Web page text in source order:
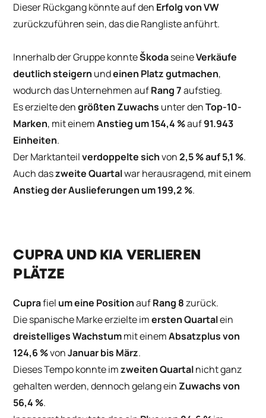
Dieser Rückgang könnte auf den Erfolg von VW
zurückzuführen sein, das die Rangliste anführt.
Innerhalb der Gruppe konnteŠkodaseineVerkäufe
deutlich steigern undeinen Platz gutmachen,
wodurch das Unternehmen aufRang 7aufstieg.
Es erzielte dengrößten Zuwachs unter denTop-10-
Marken, mit einemAnstieg um 154,4 %auf91.943
Einheiten.
Der Marktanteilverdoppelte sichvon2,5 % auf 5,1 %.
Auch daszweite Quartalwar herausragend, mit einem
Anstieg der Auslieferungen um 199,2 %.
CUPRA UND KIA VERLIEREN
PLÄTZE
Cuprafiel um eine PositionaufRang 8zurück.
Die spanische Marke erzielte imersten Quartalein
dreistelliges Wachstummit einemAbsatzplus von
124,6 %vonJanuar bis März.
Dieses Tempo konnte imzweiten Quartalnicht ganz
gehalten werden, dennoch gelang ein Zuwachs von
56,4 %.